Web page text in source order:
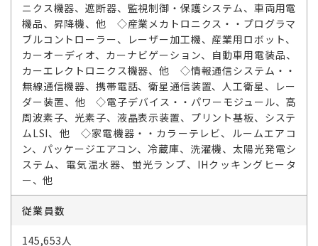
ニクス機器、遮断器、監視制御・保護システム、車両用電
機品、昇降機、他 ◇産業メカトロニクス・・プログラマ
ブルコントローラー、レーザー加工機、産業用ロボット、
カーオーディオ、カーナビゲーション、自動車用電装品、
カーエレクトロニクス機器、他 ◇情報通信システム・・
無線通信機器、携帯電話、衛星通信装置、人工衛星、レー
ダー装置、他 ◇電子デバイス・・パワーモジュール、高
周波素子、光素子、液晶表示装置、プリント基板、システ
ムLSI、他 ◇家電機器・・カラーテレビ、ルームエアコ
ン、パッケージエアコン、冷蔵庫、洗濯機、太陽光発電シ
ステム、電気温水器、蛍光ランプ、IHクッキングヒータ
ー、他
従業員数
145,653人